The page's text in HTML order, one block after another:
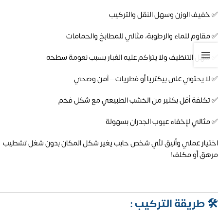
✅ خفيف الوزن وسهل النقل والتركيب
✅ مقاوم للماء والرطوبة، مثالي للمطابخ والحمامات
✅ سهل التنظيف ولا يتراكم عليه الغبار بسبب نعومة سطحه
✅ لا يحتوي على بيكتريا أو فطريات – آمن وصحي
✅ تكلفة أقل بكثير من الخشب الطبيعي مع شكل فخم
✅ مثالي لإخفاء عيوب الجدران بسهولة
اختيار عملي وأنيق لأي شخص حابب يغير شكل المكان بدون شغل تشطيب
مرهق أو مكلف!
🛠️طريقة التركيب :